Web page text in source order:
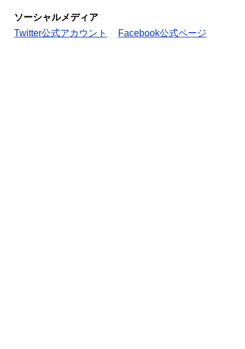
ソーシャルメディア
Twitter公式アカウント
Facebook公式ページ